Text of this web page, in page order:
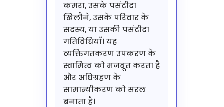
कमरा, उसके पसंदीदा
खिलौने, उसके परिवार के
सदस्य, या उसकी पसंदीदा
गतिविधियाँ। यह
व्यक्तिगतकरण उपकरण के
स्वामित्व को मजबूत करता है
और अधिग्रहण के
सामान्यीकरण को सरल
बनाता है।